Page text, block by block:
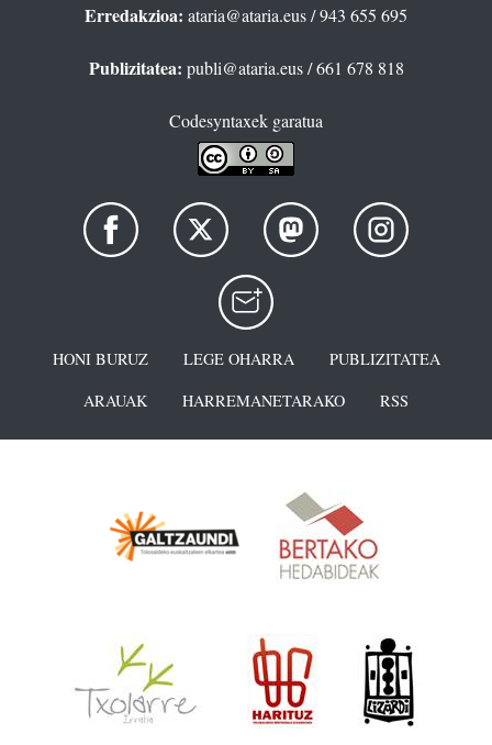
Erredakzioa: ataria@ataria.eus/ 943 655 695
Publizitatea: publi@ataria.eus/ 661 678 818
Codesyntaxek garatua
HONI BURUZ LEGE OHARRA
PUBLIZITATEA
ARAUAK
HARREMANETARAKO RSS